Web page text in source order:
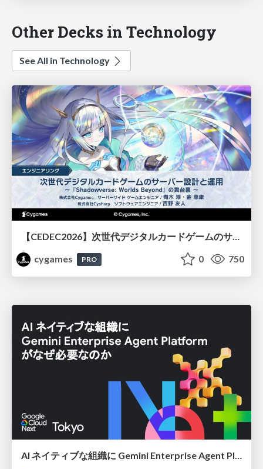
Other Decks in Technology
See All in Technology
cygames
PRO 0 750
AI ネイティブな組織に Gemini Enterprise Agent Platform がなぜ必要なのか